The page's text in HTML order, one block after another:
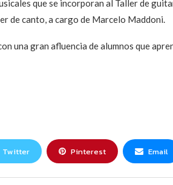
que se incorporan al Taller de
de canto, a cargo de Marcelo Maddoni.
una gran afluencia de alumnos que
Twitter Pinterest Email